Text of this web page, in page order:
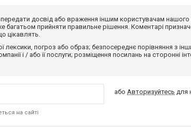
передати досвід або враження іншим користувачам
прийняти правильне рішення. Коментарі
цікавлять.
лексики, погроз або образ; безпосереднє порівняння з
і / або її послуги; розміщення посилань на сторонні
на сайті
абоАвторизуйтесь для